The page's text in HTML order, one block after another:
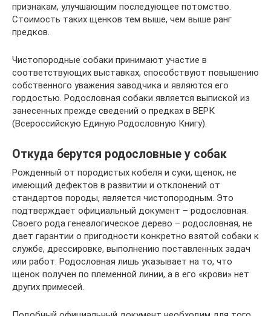
признакам, улучшающим последующее потомство.
Стоимость таких щенков тем выше, чем выше ранг
предков.
Чистопородные собаки принимают участие в
соответствующих выставках, способствуют повышению
собственного уважения заводчика и являются его
гордостью. Родословная собаки является выпиской из
занесенных прежде сведений о предках в ВЕРК
(Всероссийскую Единую Родословную Книгу).
Откуда берутся родословные у собак
Рожденный от породистых кобеля и суки, щенок, не
имеющий дефектов в развитии и отклонений от
стандартов породы, является чистопородным. Это
подтверждает официальный документ – родословная.
Своего рода генеалогическое дерево – родословная, не
дает гарантии о пригодности конкретно взятой собаки к
службе, дрессировке, выполнению поставленных задач
или работ. Родословная лишь указывает на то, что
щенок получен по племенной линии, а в его «крови» нет
других примесей.